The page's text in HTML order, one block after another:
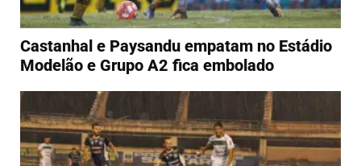
Castanhal e Paysandu empatam no Estádio
Modelão e Grupo A2 fica embolado